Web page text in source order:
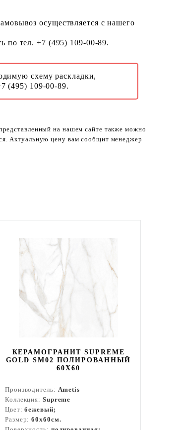
осуществляется с нашего
по тел. +7 (495) 109-00-89.
схему раскладки,
(495) 109-00-89.
на нашем сайте также можно
Актуальную цену вам сообщит менеджер
КЕРАМОГРАНИТ SUPREME
GOLD SM02 ПОЛИРОВАННЫЙ
60X60
Производитель: Ametis
Коллекция: Supreme
Цвет:бежевый;
Размер:60x60см.